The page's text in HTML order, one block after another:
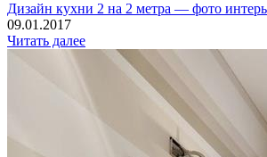
Дизайн кухни 2 на 2 метра — фото
09.01.2017
Читать далее